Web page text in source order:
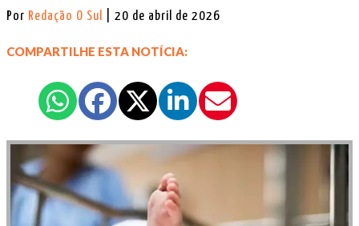
Por Redação O Sul | 20 de abril de 2026
COMPARTILHE ESTA NOTÍCIA: